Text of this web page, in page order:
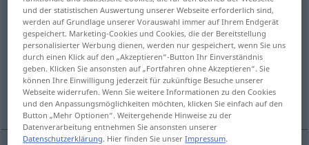
two-sided, bilateral bipartite, bilateral
two-page reversible
zygomorphic bilateral
und der statistischen Auswertung unserer Webseite erforderlich sind,
werden auf Grundlage unserer Vorauswahl immer auf Ihrem Endgerät
gespeichert. Marketing-Cookies und Cookies, die der Bereitstellung
personalisierter Werbung dienen, werden nur gespeichert, wenn Sie uns
durch einen Klick auf den „Akzeptieren“-Button Ihr Einverständnis
geben. Klicken Sie ansonsten auf „Fortfahren ohne Akzeptieren“. Sie
können Ihre Einwilligung jederzeit für zukünftige Besuche unserer
Webseite widerrufen. Wenn Sie weitere Informationen zu den Cookies
und den Anpassungsmöglichkeiten möchten, klicken Sie einfach auf den
Button „Mehr Optionen“. Weitergehende Hinweise zu der
Datenverarbeitung entnehmen Sie ansonsten unserer
Datenschutzerklärung. Hier finden Sie unserImpressum.